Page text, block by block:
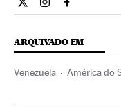
Internacional El País
Internacional El
ARQUIVADO EM
Venezuela América do